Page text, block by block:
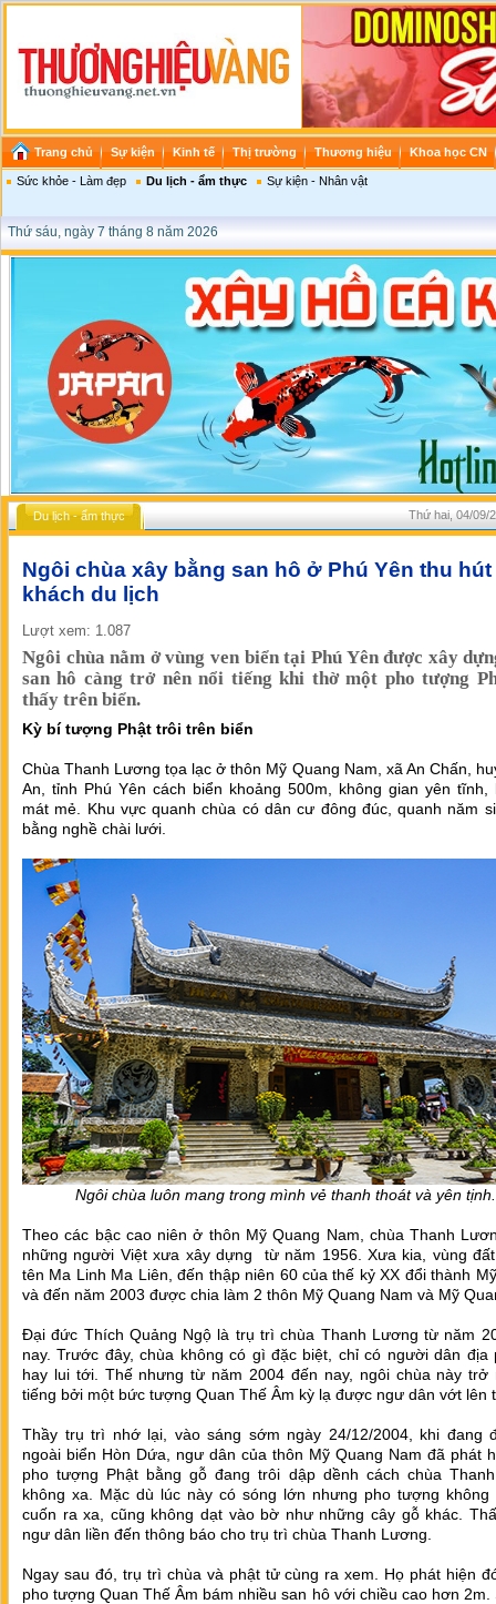
Trang chủ Sự kiện Kinh tế Thị trường Thương hiệu Khoa học CN
Sức khỏe - Làm đẹp Du lịch - ẩm thực Sự kiện - Nhân vật
Thứ sáu, ngày 7 tháng 8 năm 2026
Du lịch - ẩm thực Thứ hai, 04/09/
Ngôi chùa xây bằng san hô ở Phú Yên thu hút
khách du lịch
Lượt xem: 1.087
Ngôi chùa nằm ở vùng ven biển tại Phú Yên được xây
san hô càng trở nên nổi tiếng khi thờ một pho tượng
thấy trên biển.
Kỳ bí tượng Phật trôi trên biển
Chùa Thanh Lương tọa lạc ở thôn Mỹ Quang Nam, xã An Chấn,
An, tỉnh Phú Yên cách biển khoảng 500m, không gian yên tĩnh,
mát mẻ. Khu vực quanh chùa có dân cư đông đúc, quanh năm
bằng nghề chài lưới.
Ngôi chùa luôn mang trong mình vẻ thanh thoát và yên tịnh.
Theo các bậc cao niên ở thôn Mỹ Quang Nam, chùa Thanh
những người Việt xưa xây dựng từ năm 1956. Xưa kia, vùng
tên Ma Linh Ma Liên, đến thập niên 60 của thế kỷ XX đổi thành
và đến năm 2003 được chia làm 2 thôn Mỹ Quang Nam và Mỹ
Đại đức Thích Quảng Ngộ là trụ trì chùa Thanh Lương từ năm
nay. Trước đây, chùa không có gì đặc biệt, chỉ có người dân địa
hay lui tới. Thế nhưng từ năm 2004 đến nay, ngôi chùa này trở
tiếng bởi một bức tượng Quan Thế Âm kỳ lạ được ngư dân vớt lên
Thầy trụ trì nhớ lại, vào sáng sớm ngày 24/12/2004, khi đang
ngoài biển Hòn Dứa, ngư dân của thôn Mỹ Quang Nam đã phát
pho tượng Phật bằng gỗ đang trôi dập dềnh cách chùa
không xa. Mặc dù lúc này có sóng lớn nhưng pho tượng không
cuốn ra xa, cũng không dạt vào bờ như những cây gỗ khác.
ngư dân liền đến thông báo cho trụ trì chùa Thanh Lương.
Ngay sau đó, trụ trì chùa và phật tử cùng ra xem. Họ phát hiện
pho tượng Quan Thế Âm bám nhiều san hô với chiều cao hơn 2m.